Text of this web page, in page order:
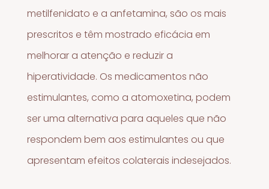
metilfenidato e a anfetamina, são os mais
prescritos e têm mostrado eficácia em
melhorar a atenção e reduzir a
hiperatividade. Os medicamentos não
estimulantes, como a atomoxetina, podem
ser uma alternativa para aqueles que não
respondem bem aos estimulantes ou que
apresentam efeitos colaterais indesejados.